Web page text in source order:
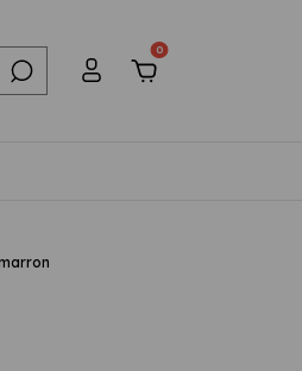
0
marron